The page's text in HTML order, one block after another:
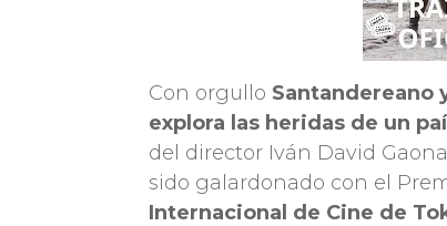
Con orgullo Santandereano
explora las heridas de un
del director Iván David
sido galardonado con el
Internacional de Cine de